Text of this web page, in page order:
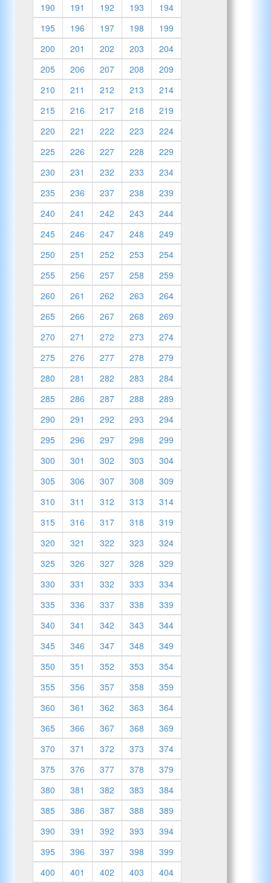
190
191 192 193
194
195
196 197 198
199
200
201 202 203
204
205
206 207 208
209
210
211 212 213
214
215
216 217 218
219
220
221 222 223
224
225
226 227 228
229
230
231 232 233
234
235
236 237 238
239
240
241 242 243
244
245
246 247 248
249
250
251 252 253
254
255
256 257 258
259
260
261 262 263
264
265
266 267 268
269
270
271 272 273
274
275
276 277 278
279
280
281 282 283
284
285
286 287 288
289
290
291 292 293
294
295
296 297 298
299
300
301 302 303
304
305
306 307 308
309
310
311 312 313
314
315
316 317 318
319
320
321 322 323
324
325
326 327 328
329
330
331 332 333
334
335
336 337 338
339
340
341 342 343
344
345
346 347 348
349
350
351 352 353
354
355
356 357 358
359
360
361 362 363
364
365
366 367 368
369
370
371 372 373
374
375
376 377 378
379
380
381 382 383
384
385
386 387 388
389
390
391 392 393
394
395
396 397 398
399
400
401 402 403 404